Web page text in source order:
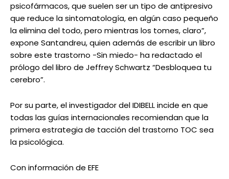
psicofármacos, que suelen ser un tipo de antipresivo
que reduce la sintomatología, en algún caso pequeño
la elimina del todo, pero mientras los tomes, claro”,
expone Santandreu, quien además de escribir un libro
sobre este trastorno -Sin miedo- ha redactado el
prólogo del libro de Jeffrey Schwartz “Desbloquea tu
cerebro”.
Por su parte, el investigador del IDIBELL incide en que
todas las guías internacionales recomiendan que la
primera estrategia de tacción del trastorno TOC sea
la psicológica.
Con información de EFE